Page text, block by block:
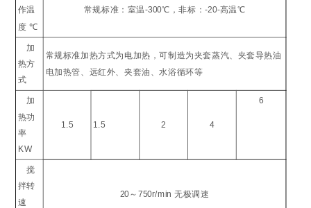
作温
度 ℃
常规标准：室温-300℃ ，非标：-20-高温℃
加
热方
式
常规标准加热方式为电加热，可制造为夹套蒸汽、夹套导热油
电加热管、远红外、夹套油、水浴循环等
加
热功
率
KW
1.5 1.5 2 4
6
搅
拌转
速
20～750r/min无极调速